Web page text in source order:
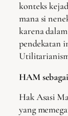
konteks
mana si
karena
pendekatan
HAM
Hak Asasi
yang